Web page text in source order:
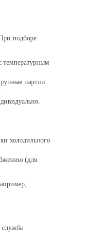
подборе
температурным
партии.
холодильного
(для
служба